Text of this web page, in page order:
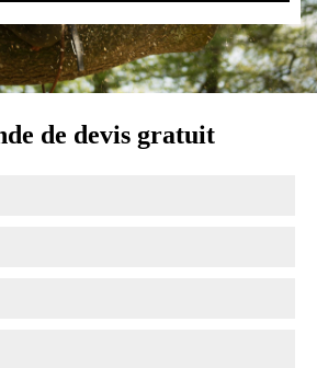
de devis gratuit